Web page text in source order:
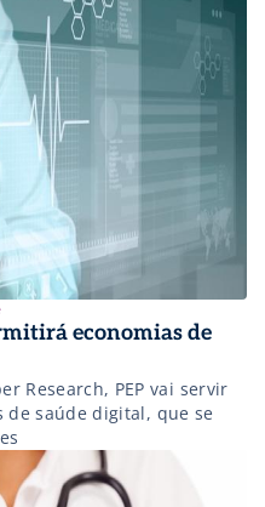
economias de
Research, PEP vai servir
saúde digital, que se